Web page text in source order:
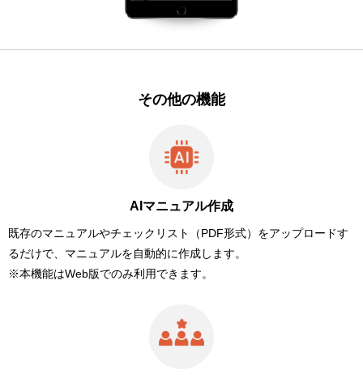
その他の機能
AIマニュアル作成
既存のマニュアルやチェックリスト（PDF形式）をアップロードす
るだけで、マニュアルを自動的に作成します。
※本機能はWeb版でのみ利用できます。